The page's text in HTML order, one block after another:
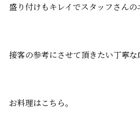
盛り付けもキレイでスタッフさんの
接客の参考にさせて頂きたい丁寧な
お料理はこちら。